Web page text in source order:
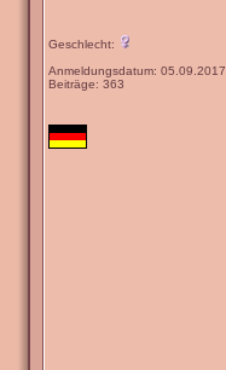
Geschlecht:
Anmeldungsdatum: 05.09.2017
Beiträge: 363